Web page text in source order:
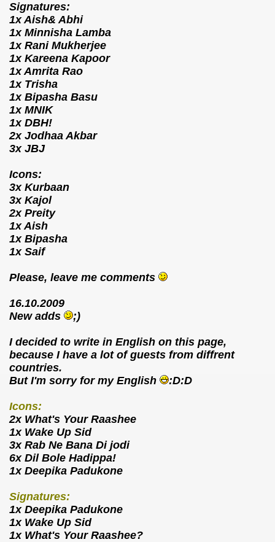
Signatures:
1x Aish& Abhi
1x Minnisha Lamba
1x Rani Mukherjee
1x Kareena Kapoor
1x Amrita Rao
1x Trisha
1x Bipasha Basu
1x MNIK
1x DBH!
2x Jodhaa Akbar
3x JBJ
Icons:
3x Kurbaan
3x Kajol
2x Preity
1x Aish
1x Bipasha
1x Saif
Please, leave me comments
16.10.2009
New adds
;)
I decided to write in English on this page,
because I have a lot of guests from diffrent
countries.
But I'm sorry for my English
:D:D
Icons:
2x What's Your Raashee
1x Wake Up Sid
3x Rab Ne Bana Di jodi
6x Dil Bole Hadippa!
1x Deepika Padukone
Signatures:
1x Deepika Padukone
1x Wake Up Sid
1x What's Your Raashee?